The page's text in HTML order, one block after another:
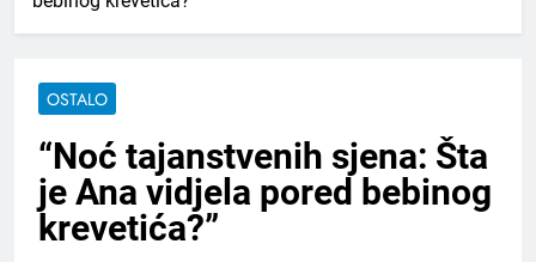
OSTALO
“Noć tajanstvenih sjena: Šta
je Ana vidjela pored bebinog
krevetića?”